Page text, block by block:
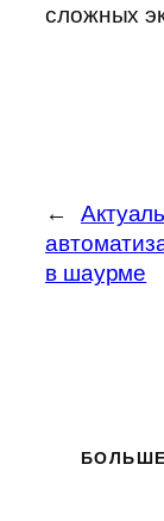
сложных
←
в шаурме